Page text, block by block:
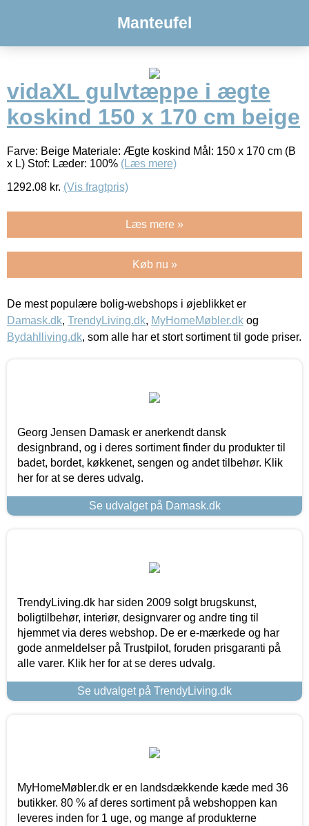
Manteufel
vidaXL gulvtæppe i ægte
koskind 150 x 170 cm beige
Farve: Beige Materiale: Ægte koskind Mål: 150 x 170 cm (B
x L) Stof: Læder: 100% (Læs mere)
1292.08 kr. (Vis fragtpris)
Læs mere »
Køb nu »
De mest populære bolig-webshops i øjeblikket er
Damask.dk, TrendyLiving.dk, MyHomeMøbler.dk og
Bydahlliving.dk, som alle har et stort sortiment til gode priser.
Georg Jensen Damask er anerkendt dansk
designbrand, og i deres sortiment finder du produkter til
badet, bordet, køkkenet, sengen og andet tilbehør. Klik
her for at se deres udvalg.
Se udvalget på Damask.dk
TrendyLiving.dk har siden 2009 solgt brugskunst,
boligtilbehør, interiør, designvarer og andre ting til
hjemmet via deres webshop. De er e-mærkede og har
gode anmeldelser på Trustpilot, foruden prisgaranti på
alle varer. Klik her for at se deres udvalg.
Se udvalget på TrendyLiving.dk
MyHomeMøbler.dk er en landsdækkende kæde med 36
butikker. 80 % af deres sortiment på webshoppen kan
leveres inden for 1 uge, og mange af produkterne